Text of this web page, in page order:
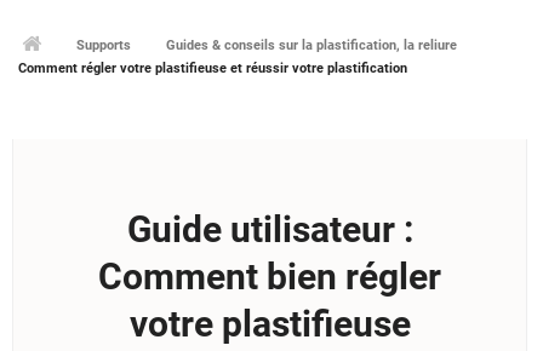
Supports
Guides & conseils sur la plastification, la reliure
Comment régler votre plastifieuse et réussir votre plastification
Guide utilisateur :
Comment bien régler
votre plastifieuse